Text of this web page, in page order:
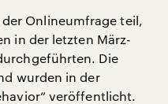
Onlineumfrage teil,
in der letzten März-
Die
wurden in der
veröffentlicht.